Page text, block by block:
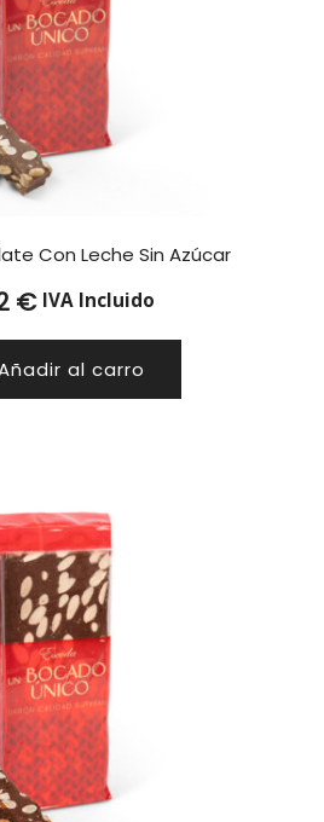
Con Leche Sin Azúcar
€ IVA Incluido
al carro